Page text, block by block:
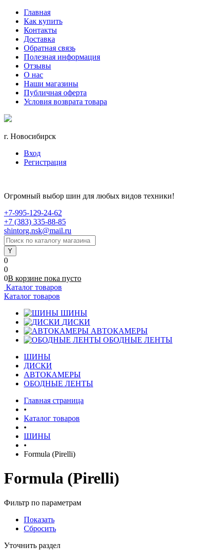
Главная
Как купить
Контакты
Доставка
Обратная связь
Полезная информация
Отзывы
О нас
Наши магазины
Публичная оферта
Условия возврата товара
г. Новосибирск
Вход
Регистрация
Огромный выбор шин для любых видов техники!
+7-995-129-24-62
+7 (383) 335-88-85
shintorg.nsk@mail.ru
0
0
0В корзине пока пусто
Каталог товаров
Каталог товаров
ШИНЫ
ДИСКИ
АВТОКАМЕРЫ
ОБОДНЫЕ ЛЕНТЫ
ШИНЫ
ДИСКИ
АВТОКАМЕРЫ
ОБОДНЫЕ ЛЕНТЫ
Главная страница
•
Каталог товаров
•
ШИНЫ
•
Formula (Pirelli)
Formula (Pirelli)
Фильтр по параметрам
Показать
Сбросить
Уточнить раздел